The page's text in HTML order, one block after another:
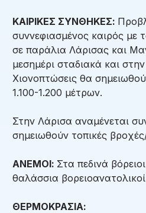
ΚΑΙΡΙΚΕΣ ΣΥΝΘΗΚΕΣ:
συννεφιασμένος καιρός με
σε παράλια Λάρισας και
μεσημέρι σταδιακά και
Χιονοπτώσεις θα
1.100-1.200 μέτρων.
Στην Λάρισα αναμένεται
σημειωθούν τοπικές
ΑΝΕΜΟΙ: Στα πεδινά
θαλάσσια
ΘΕΡΜΟΚΡΑΣΙΑ: